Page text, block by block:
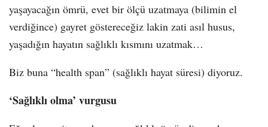
yaşayacağın ömrü, evet bir ölçü uzatmaya (bilimin el
verdiğince) gayret göstereceğiz lakin zati asıl husus,
yaşadığın hayatın sağlıklı kısmını uzatmak…
Biz buna “health span” (sağlıklı hayat süresi) diyoruz.
‘Sağlıklı olma’ vurgusu